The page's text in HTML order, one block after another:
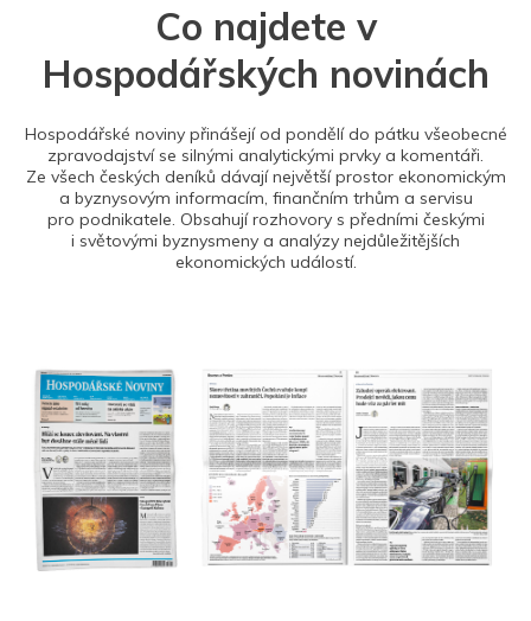
Co najdete v
Hospodářských novinách
Hospodářské noviny přinášejí od pondělí do pátku všeobecné
zpravodajství se silnými analytickými prvky a komentáři.
Ze všech českých deníků dávají největší prostor ekonomickým
a byznysovým informacím, finančním trhům a servisu
pro podnikatele. Obsahují rozhovory s předními českými
i světovými byznysmeny a analýzy nejdůležitějších
ekonomických událostí.